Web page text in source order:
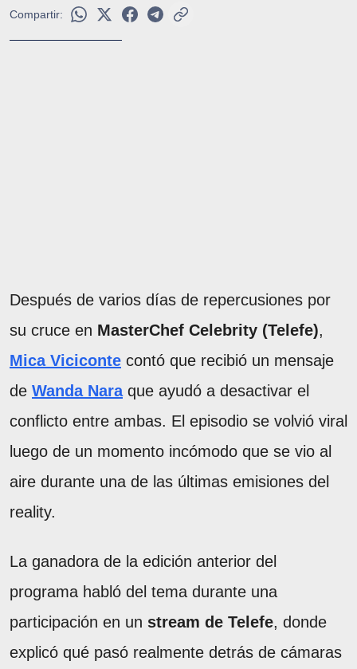
Compartir:
Después de varios días de repercusiones por
su cruce en MasterChef Celebrity (Telefe),
Mica Viciconte contó que recibió un mensaje
de Wanda Naraque ayudó a desactivar el
conflicto entre ambas. El episodio se volvió viral
luego de un momento incómodo que se vio al
aire durante una de las últimas emisiones del
reality.
La ganadora de la edición anterior del
programa habló del tema durante una
participación en un stream de Telefe, donde
explicó qué pasó realmente detrás de cámaras